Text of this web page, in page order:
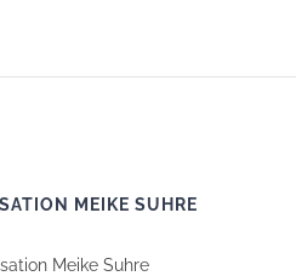
MEIKE SUHRE
Meike Suhre